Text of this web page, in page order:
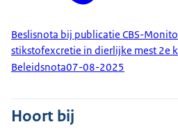
Beslisnota bij publicatie CBS-
stikstofexcretie in dierlijke mest 2e
Beleidsnota07-08-2025
Hoort bij